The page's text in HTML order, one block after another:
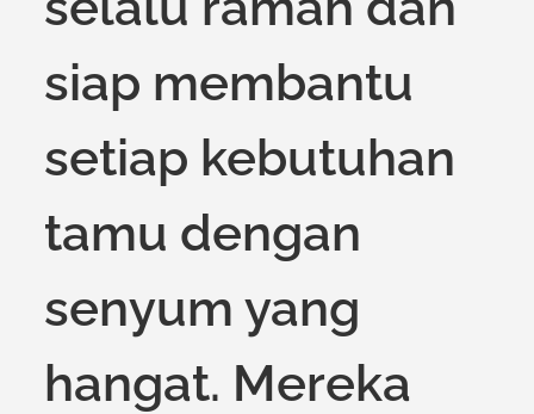
siap membantu
setiap kebutuhan
tamu dengan
senyum yang
hangat. Mereka